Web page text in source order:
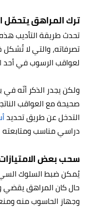
ترك المراهق يتحمّل
تحدث طريقة التأديب
تصرفاته، والتي لا
لعواقب الرسوب في أحد
ولكن يجدر الذكر أنّه
صحيحة مع العواقب
التدخل عن طريق تحديد
دراسي مناسب ومتابعته
سحب بعض
يُمكن ضبط السلوك
حال كان المراهق يقضي
وجهاز الحاسوب منه